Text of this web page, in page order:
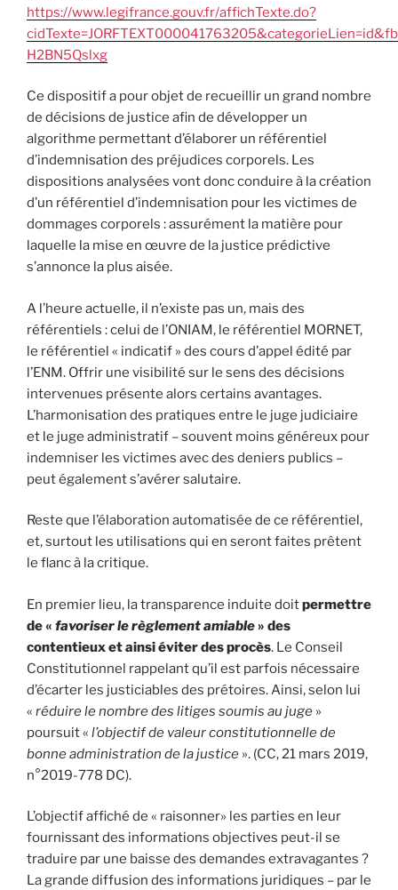
https://www.legifrance.gouv.fr/affichTexte.do?
H2BN5Qslxg
Ce dispositif a pour objet de recueillir un grand nombre
de décisions de justice afin de développer un
algorithme permettant d’élaborer un référentiel
d’indemnisation des préjudices corporels. Les
dispositions analysées vont donc conduire à la création
d’un référentiel d’indemnisation pour les victimes de
dommages corporels : assurément la matière pour
laquelle la mise en œuvre de la justice prédictive
s’annonce la plus aisée.
A l’heure actuelle, il n’existe pas un, mais des
référentiels : celui de l’ONIAM, le référentiel MORNET,
le référentiel « indicatif » des cours d’appel édité par
l’ENM. Offrir une visibilité sur le sens des décisions
intervenues présente alors certains avantages.
L’harmonisation des pratiques entre le juge judiciaire
et le juge administratif – souvent moins généreux pour
indemniser les victimes avec des deniers publics –
peut également s’avérer salutaire.
Reste que l’élaboration automatisée de ce référentiel,
et, surtout les utilisations qui en seront faites prêtent
le flanc à la critique.
En premier lieu, la transparence induite doitpermettre
de « favoriser le règlement amiable» des
contentieux et ainsi éviter des procès. Le Conseil
Constitutionnel rappelant qu’il est parfois nécessaire
d’écarter les justiciables des prétoires. Ainsi, selon lui
« réduire le nombre des litiges soumis au juge »
poursuit « l’objectif de valeur constitutionnelle de
bonne administration de la justice ». (CC, 21 mars 2019,
n°2019-778 DC).
L’objectif affiché de « raisonner» les parties en leur
fournissant des informations objectives peut-il se
traduire par une baisse des demandes extravagantes ?
La grande diffusion des informations juridiques – par le